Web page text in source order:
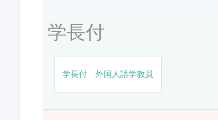
学長付
学長付 外国人語学教員